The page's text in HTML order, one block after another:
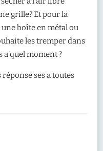
grille? Et pour la
boîte en métal ou
les tremper dans
a quel moment ?
ses a toutes